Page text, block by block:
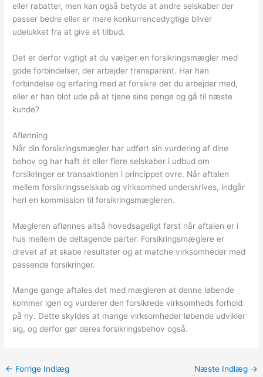
eller rabatter, men kan også betyde at andre selskaber der
passer bedre eller er mere konkurrencedygtige bliver
udelukket fra at give et tilbud.
Det er derfor vigtigt at du vælger en forsikringsmægler med
gode forbindelser, der arbejder transparent. Har han
forbindelse og erfaring med at forsikre det du arbejder med,
eller er han blot ude på at tjene sine penge og gå til næste
kunde?
Aflønning
Når din forsikringsmægler har udført sin vurdering af dine
behov og har haft ét eller flere selskaber i udbud om
forsikringer er transaktionen i princippet ovre. Når aftalen
mellem forsikringsselskab og virksomhed underskrives, indgår
heri en kommission til forsikringsmægleren.
Mægleren aflønnes altså hovedsageligt først når aftalen er i
hus mellem de deltagende parter. Forsikringsmæglere er
drevet af at skabe resultater og at matche virksomheder med
passende forsikringer.
Mange gange aftales det med mægleren at denne løbende
kommer igen og vurderer den forsikrede virksomheds forhold
på ny. Dette skyldes at mange virksomheder løbende udvikler
sig, og derfor gør deres forsikringsbehov også.
← Forrige Indlæg Næste Indlæg →